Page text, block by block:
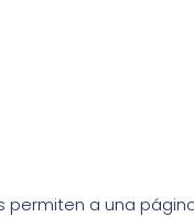
a una